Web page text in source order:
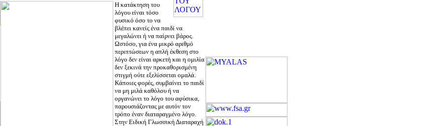
Η κατάκτηση του
λόγου είναι τόσο
φυσικό όσο το να
βλέπει κανείς ένα παιδί να
μεγαλώνει ή να παίρνει βάρος.
Ωστόσο, για ένα μικρό αριθμό
περιπτώσεων η απλή έκθεση στο
λόγο δεν είναι αρκετή και η ομιλία
δεν ξεκινά την προκαθορισμένη
στιγμή ούτε εξελίσσεται ομαλά.
Κάποιες φορές, συμβαίνει το παιδί
να μη μιλά καθόλου ή να
οργανώνει το λόγο του αφύσικα,
παρουσιάζοντας με αυτόν τον
τρόπο έναν διαταραγμένο λόγο.
Στην Ειδική Γλωσσική Διαταραχή